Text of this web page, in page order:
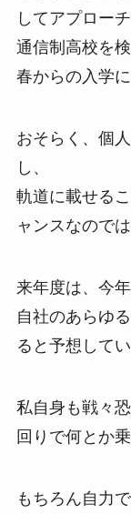
してアプロー
通信制高校を
春からの入学
おそらく、個
し、
軌道に載せる
ャンスなので
来年度は、今
自社のあらゆ
ると予想して
私自身も戦々
回りで何とか
もちろん自力